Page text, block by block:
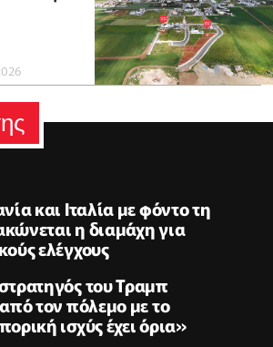
και Ιταλία με φόντο τη
η διαμάχη για
ελέγχους
του Τραμπ
τον πόλεμο με το
ισχύς έχει όρια»